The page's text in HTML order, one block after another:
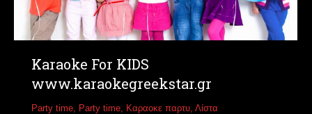
Karaoke For KIDS
www.karaokegreekstar.gr
Party time Party time Καραοκε παρτυ Λίστα